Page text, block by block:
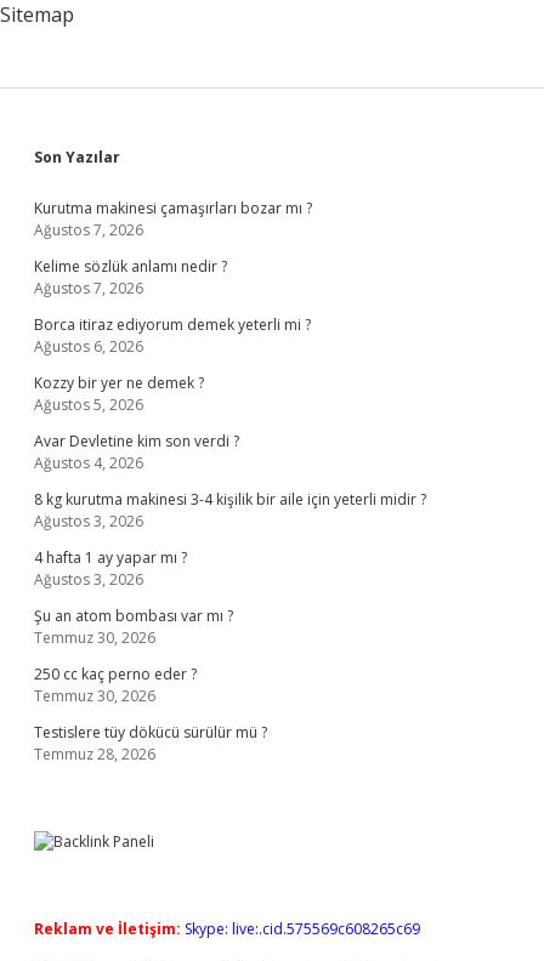
Sitemap
Sidebar
Son Yazılar
Kurutma makinesi çamaşırları bozar mı ?
Ağustos 7, 2026
Kelime sözlük anlamı nedir ?
Ağustos 7, 2026
Borca itiraz ediyorum demek yeterli mi ?
Ağustos 6, 2026
Kozzy bir yer ne demek ?
Ağustos 5, 2026
Avar Devletine kim son verdi ?
Ağustos 4, 2026
8 kg kurutma makinesi 3-4 kişilik bir aile için yeterli midir ?
Ağustos 3, 2026
4 hafta 1 ay yapar mı ?
Ağustos 3, 2026
Şu an atom bombası var mı ?
Temmuz 30, 2026
250 cc kaç perno eder ?
Temmuz 30, 2026
Testislere tüy dökücü sürülür mü ?
Temmuz 28, 2026
Reklam ve İletişim: Skype: live:.cid.575569c608265c69